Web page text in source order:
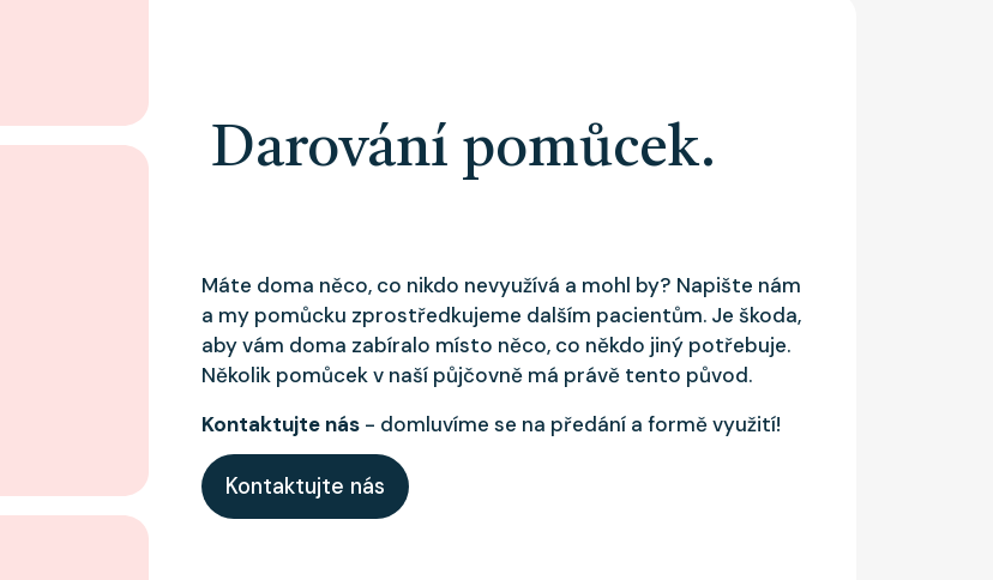
Darování pomůcek.
Máte doma něco, co nikdo nevyužívá a mohl by? Napište nám
a my pomůcku zprostředkujeme dalším pacientům. Je škoda,
aby vám doma zabíralo místo něco, co někdo jiný potřebuje.
Několik pomůcek v naší půjčovně má právě tento původ.
Kontaktujte nás - domluvíme se na předání a formě využití!
Kontaktujte nás